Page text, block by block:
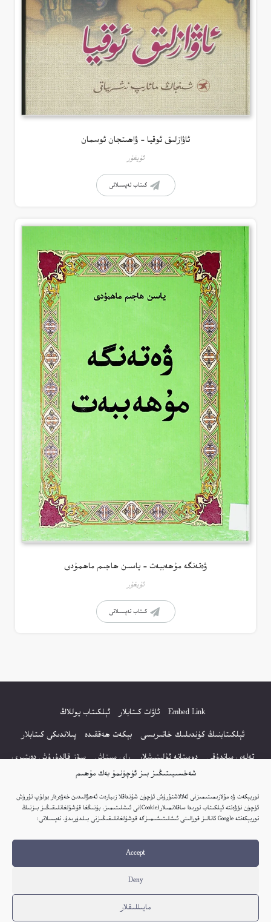
شەخسىيىتىڭىز بىز ئۈچۈنمۇ بەك مۇھىم
توربېكەت ۋە مۇلازىمىتىمىزنى ئەلالاشتۇرۇش ئۈچۈن شۇنداقلا زىيارەت ئەھۋالىدىن خەۋەردار بولۇپ تۇرۇش
ئۈچۈن نۆۋەتتە ئېلكىتاب تورىدا ساقلانمىلار(Cookie)نى ئىشلىتىمىز. بۇنىڭغا قۇشۇلغانلىقىڭىز بىزنىڭ
توربېكەتتە Google ئانالىز قورالىنى ئىشلىتىشىمىزگە قوشۇلغانلىقىڭىزنى بىلدۈرىدۇ. تەپسىلاتى:
Accept
Deny
مايىللىقلار
ئاۋازلىق ئوقيا – ۋاھىتجان ئوسمان
ئۇيغۇر
كىتاب تەپسىلاتى
ۋەتەنگە مۇھەببەت – ياسىن ھاجىم ماھمۇدى
ئۇيغۇر
كىتاب تەپسىلاتى
Embed Link ئاۋات كىتابلار
ئېلكىتاب يوللاڭ
ئېلكىتابنىڭ كۈندىلىك خاتىرىسى
بېكەت ھەققىدە
پىلاندىكى كىتابلار
تەلەي ساندۇقى
دوستانە ئۇلىنىشلار راي سىناش
سۆز قالدۇرۇش دەپتىرى
كۆپ سورالغان سۇئاللار
كىتاب تىزىملىكى
مەخپىيەتلىك باياناتى
نەشىر ھوقۇقى باياناتى
© 2017-2026 تور بېكەتنىڭ بارلىق ھوقۇقى ئېلكىتاب تورى غا مەنسۇپ.
ھەر كۈنى يېڭى كىتابلار قوشۇلىۋاتىدۇ...